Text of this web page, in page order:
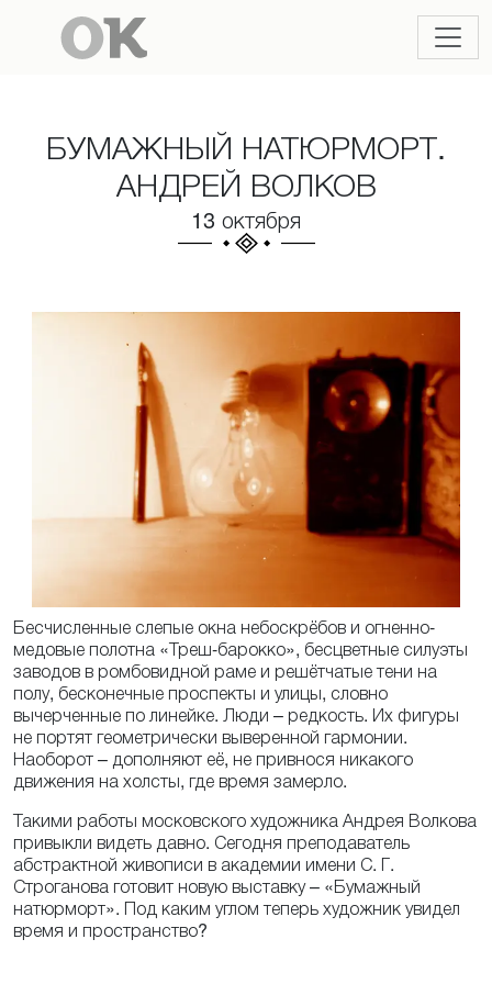
БУМАЖНЫЙ НАТЮРМОРТ.
АНДРЕЙ ВОЛКОВ
13 октября
Бесчисленные слепые окна небоскрёбов и огненно-
медовые полотна «Треш-барокко», бесцветные силуэты
заводов в ромбовидной раме и решётчатые тени на
полу, бесконечные проспекты и улицы, словно
вычерченные по линейке. Люди – редкость. Их фигуры
не портят геометрически выверенной гармонии.
Наоборот – дополняют её, не привнося никакого
движения на холсты, где время замерло.
Такими работы московского художника Андрея Волкова
привыкли видеть давно. Сегодня преподаватель
абстрактной живописи в академии имени С. Г.
Строганова готовит новую выставку – «Бумажный
натюрморт». Под каким углом теперь художник увидел
время и пространство?